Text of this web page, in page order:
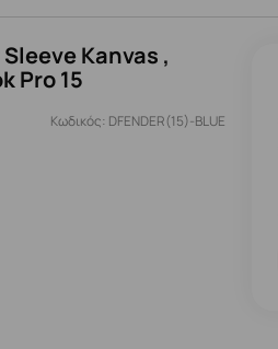
Kanvas ,
Pro 15
Κωδικός: DFENDER(15)-BLUE